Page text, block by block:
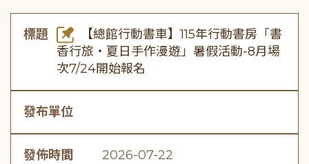
標題
【總館行動書車】115年行動書房「書
香行旅・夏日手作漫遊」暑假活動-8月場
次7/24開始報名
發布單位
發佈時間 2026-07-22